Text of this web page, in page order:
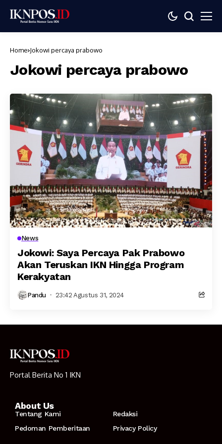
Home Jokowi percaya prabowo
Jokowi percaya prabowo
News
Jokowi: Saya Percaya Pak Prabowo
Akan Teruskan IKN Hingga Program
Kerakyatan
Pandu 23:42 Agustus 31, 2024
Portal Berita No 1 IKN
About Us
Tentang Kami
Redaksi
Pedoman Pemberitaan
Privacy Policy